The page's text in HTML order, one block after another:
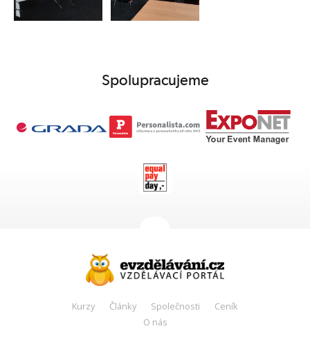
Spolupracujeme
Kurzy Články Společnosti
Ceník
O nás